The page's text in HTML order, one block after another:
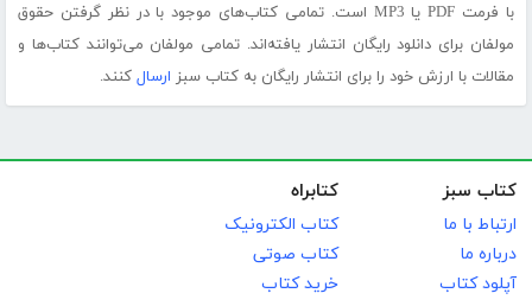
با فرمت PDF یا MP3 است. تمامی کتاب‌های موجود با در نظر گرفتن حقوق
مولفان برای دانلود رایگان انتشار یافته‌اند. تمامی مولفان می‌توانند کتاب‌ها و
مقالات با ارزش خود را برای انتشار رایگان به کتاب سبز ارسال کنند.
کتاب سبز
ارتباط با ما
درباره ما
آپلود کتاب
کتابراه
کتاب الکترونیک
کتاب صوتی
خرید کتاب